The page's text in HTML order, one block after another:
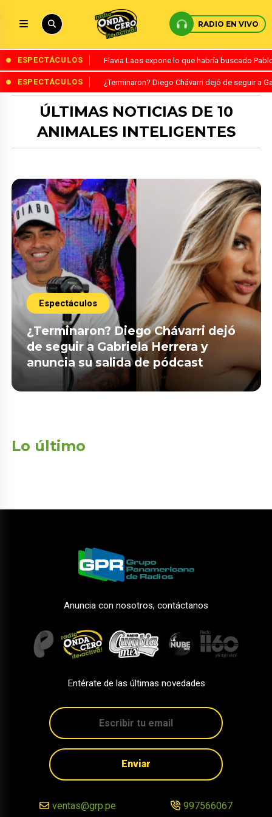
RADIO EN VIVO
ESPECTÁCULOS Flavia Laos expone lo que habría buscado
ESPECTÁCULOS ¿Terminaron? Diego Chávarri dejó de seguir a
ÚLTIMAS NOTICIAS DE 10
ANIMALES INTELIGENTES
Espectáculos
¿Terminaron? Diego Chávarri dejó
de seguir a Gabriela Herrera y
anuncia su salida de pódcast
Lo último
Anuncia con nosotros, contáctanos
Entérate de las últimas novedades
Enviar
ventas@grp.pe 997566067